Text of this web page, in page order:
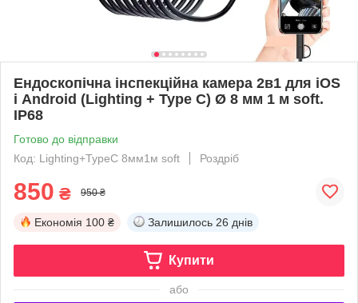
Ендоскопічна інспекційна камера 2в1 для iOS
і Android (Lighting + Type C) Ø 8 мм 1 м soft.
IP68
Готово до відправки
Код: Lighting+TypeC 8мм1м soft
Роздріб
850 ₴ 950 ₴
Економія 100 ₴ Залишилось 26 днів
Купити
або